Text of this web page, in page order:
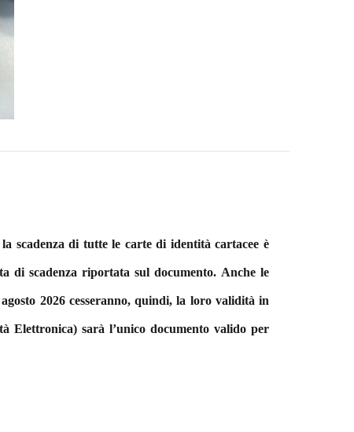
scadenza di tutte le carte di identità cartacee è
di scadenza riportata sul documento. Anche le
2026 cesseranno, quindi, la loro validità in
Elettronica) sarà l’unico documento valido per